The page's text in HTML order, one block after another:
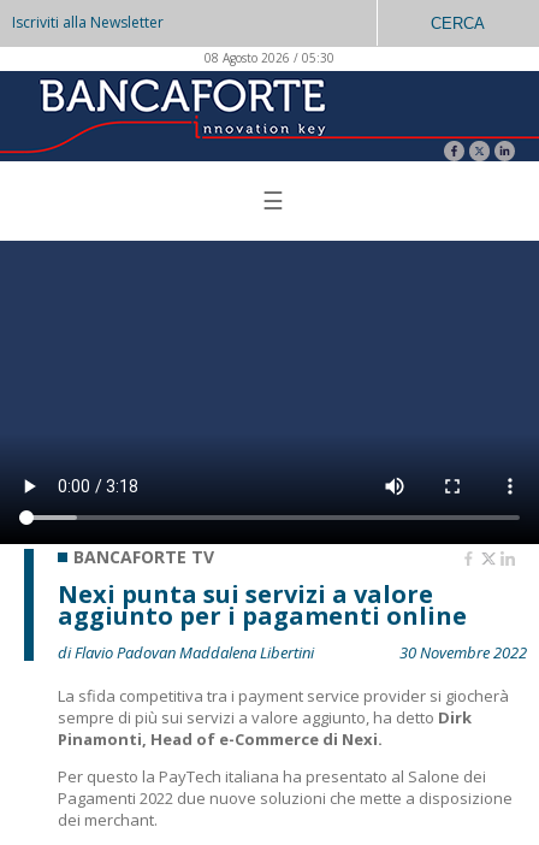
Iscriviti alla Newsletter CERCA
08 Agosto 2026 / 05:30
☰
BANCAFORTE TV
Nexi punta sui servizi a valore
aggiunto per i pagamenti online
di Flavio Padovan Maddalena Libertini
30 Novembre 2022
La sfida competitiva tra i payment service provider si giocherà
sempre di più sui servizi a valore aggiunto, ha detto Dirk
Pinamonti, Head of e-Commerce di Nexi.
Per questo la PayTech italiana ha presentato al Salone dei
Pagamenti 2022 due nuove soluzioni che mette a disposizione
dei merchant.